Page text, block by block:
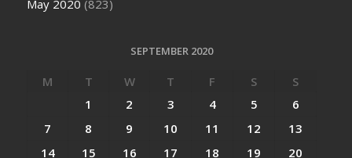
May 2020 (823)
SEPTEMBER 2020
M T W T F S
S
1
2 3 4 5
6
7
8 9 10 11 12
13
14
15 16 17 18 19
20